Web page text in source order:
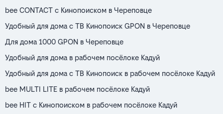
bee CONTACT с Кинопоиском в Череповце
Удобный для дома с ТВ Кинопоиск GPON в Череповце
Для дома 1000 GPON в Череповце
Удобный для дома в рабочем посёлоке Кадуй
Удобный для дома с ТВ Кинопоиск в рабочем посёлоке Кадуй
bee MULTI LITE в рабочем посёлоке Кадуй
bee HIT с Кинопоиском в рабочем посёлоке Кадуй